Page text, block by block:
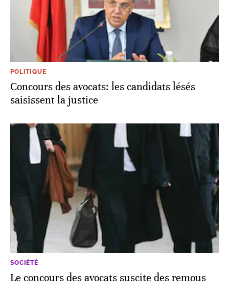
POLITIQUE
Concours des avocats: les candidats lésés
saisissent la justice
SOCIÉTÉ
Le concours des avocats suscite des remous